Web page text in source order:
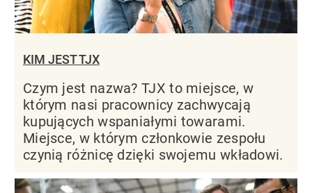
KIM JEST TJX
Czym jest nazwa? TJX to miejsce, w
którym nasi pracownicy zachwycają
kupujących wspaniałymi towarami.
Miejsce, w którym członkowie zespołu
czynią różnicę dzięki swojemu wkładowi.